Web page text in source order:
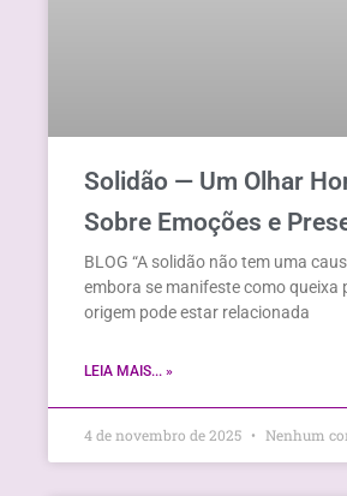
Solidão — Um Olhar
Sobre Emoções e
BLOG “A solidão não tem uma
embora se manifeste como queixa
origem pode estar relacionada
LEIA MAIS... »
4 de novembro de 2025 Nenhum